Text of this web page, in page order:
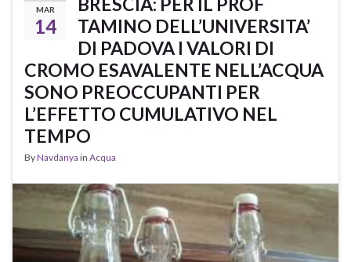
MAR
14
TAMINO DELL’UNIVERSITA’
DI PADOVA I VALORI DI
CROMO ESAVALENTE NELL’ACQUA
SONO PREOCCUPANTI PER
L’EFFETTO CUMULATIVO NEL
TEMPO
ByNavdanya in Acqua